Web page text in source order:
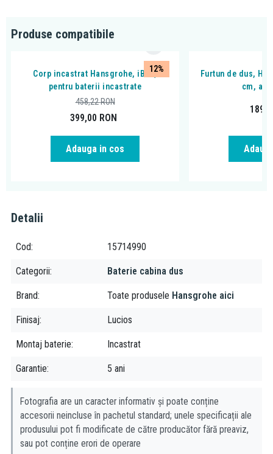
Produse compatibile
12%
Corp incastrat Hansgrohe, iBox,
pentru baterii incastrate
399,00 RON
458,22RON
Adauga in cos
Furtun de dus,
cm,
Detalii
Cod 15714990
Categorii Baterie cabina dus
Brand Toate produsele Hansgrohe aici
Finisaj Lucios
Montaj baterie Incastrat
Garantie 5 ani
Fotografia are un caracter informativ și poate conține
accesorii neincluse în pachetul standard; unele specificații ale
produsului pot fi modificate de către producător fără preaviz,
sau pot conține erori de operare